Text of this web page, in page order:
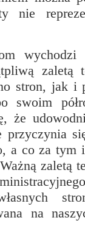
nie
wychodzi
zaletą
stron, jak i
swoim
że
przyczynia
a co za tym
zaletą
na